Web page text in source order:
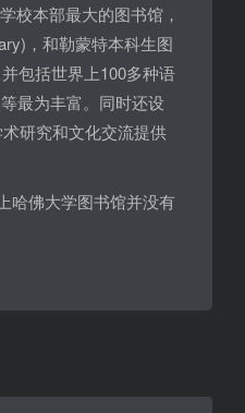
校本部最大的图书馆，
，和勒蒙特本科生图
包括世界上100多种语
最为丰富。同时还设
研究和文化交流提供
哈佛大学图书馆并没有